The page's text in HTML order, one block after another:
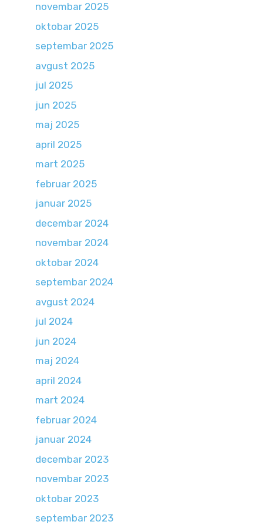
novembar 2025
oktobar 2025
septembar 2025
avgust 2025
jul 2025
jun 2025
maj 2025
april 2025
mart 2025
februar 2025
januar 2025
decembar 2024
novembar 2024
oktobar 2024
septembar 2024
avgust 2024
jul 2024
jun 2024
maj 2024
april 2024
mart 2024
februar 2024
januar 2024
decembar 2023
novembar 2023
oktobar 2023
septembar 2023